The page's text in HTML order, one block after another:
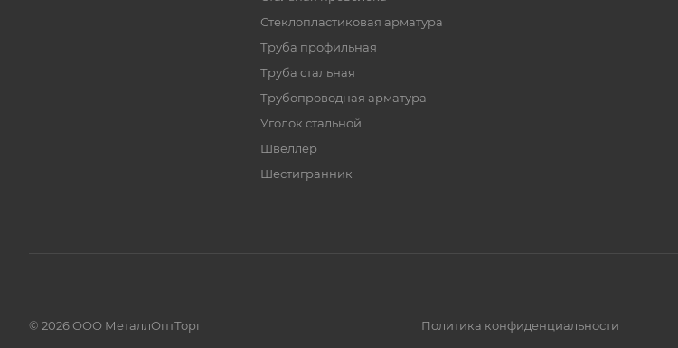
Стеклопластиковая арматура
Труба профильная
Труба стальная
Трубопроводная арматура
Уголок стальной
Швеллер
Шестигранник
© 2026 ООО МеталлОптТорг Политика конфиденциальности